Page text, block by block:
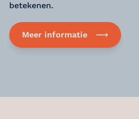
betekenen.
Meer informatie